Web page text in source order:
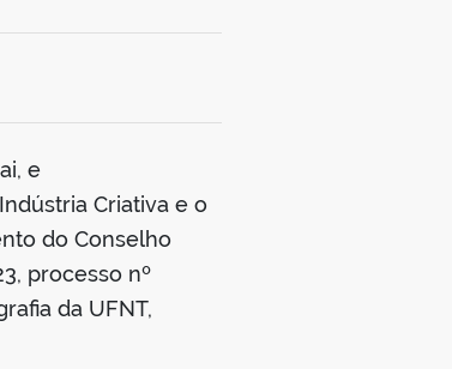
e
Criativa e o
do Conselho
processo nº
da UFNT,